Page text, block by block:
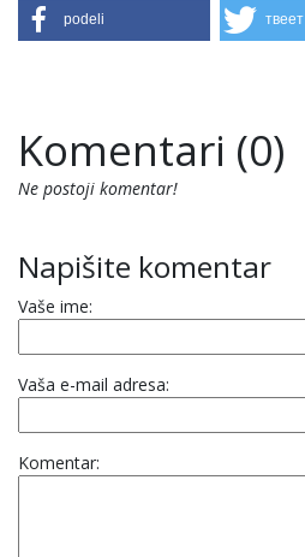
podeli твеет
Komentari (0)
Ne postoji komentar!
Napišite komentar
Vaše ime:
Vaša e-mail adresa:
Komentar: